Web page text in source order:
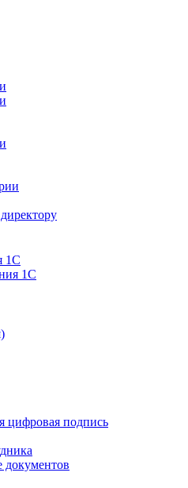
1С
1С
подпись
документов